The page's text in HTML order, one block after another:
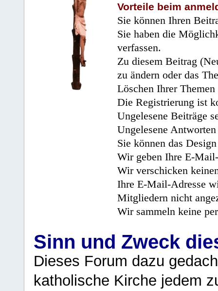
Vorteile beim
Sie können Ihren
Sie haben die
verfassen.
Zu diesem Beitrag
zu ändern oder das
Löschen Ihrer
Die Registrierung ist
Ungelesene Beiträge
Ungelesene
Sie können das
Wir geben Ihre E-
Wir verschicken
Ihre E-Mail-Adresse
Mitgliedern nicht
Wir sammeln keine
Sinn und Zweck
Dieses Forum dazu
katholische Kirche jedem